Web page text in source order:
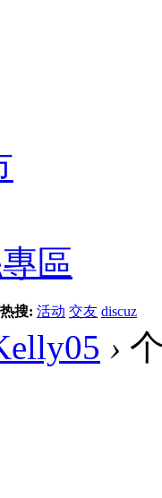
區
热搜: 活动 交友 discuz
›